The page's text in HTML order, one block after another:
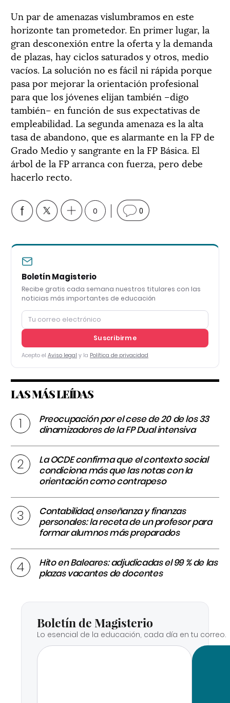
Un par de amenazas vislumbramos en este
horizonte tan prometedor. En primer lugar, la
gran desconexión entre la oferta y la demanda
de plazas, hay ciclos saturados y otros, medio
vacíos. La solución no es fácil ni rápida porque
pasa por mejorar la orientación profesional
para que los jóvenes elijan también –digo
también– en función de sus expectativas de
empleabilidad. La segunda amenaza es la alta
tasa de abandono, que es alarmante en la FP de
Grado Medio y sangrante en la FP Básica. El
árbol de la FP arranca con fuerza, pero debe
hacerlo recto.
0 0
Boletín Magisterio
Recibe gratis cada semana nuestros titulares con las
noticias más importantes de educación
Suscribirme
Acepto el Aviso legal y la Política de privacidad
LAS MÁS LEÍDAS
Preocupación por el cese de 20 de los 33
dinamizadores de la FP Dual intensiva
La OCDE confirma que el contexto social
condiciona más que las notas con la
orientación como contrapeso
Contabilidad, enseñanza y finanzas
personales: la receta de un profesor para
formar alumnos más preparados
Hito en Baleares: adjudicadas el 99 % de las
plazas vacantes de docentes
Boletín de Magisterio
Lo esencial de la educación, cada día en tu correo.